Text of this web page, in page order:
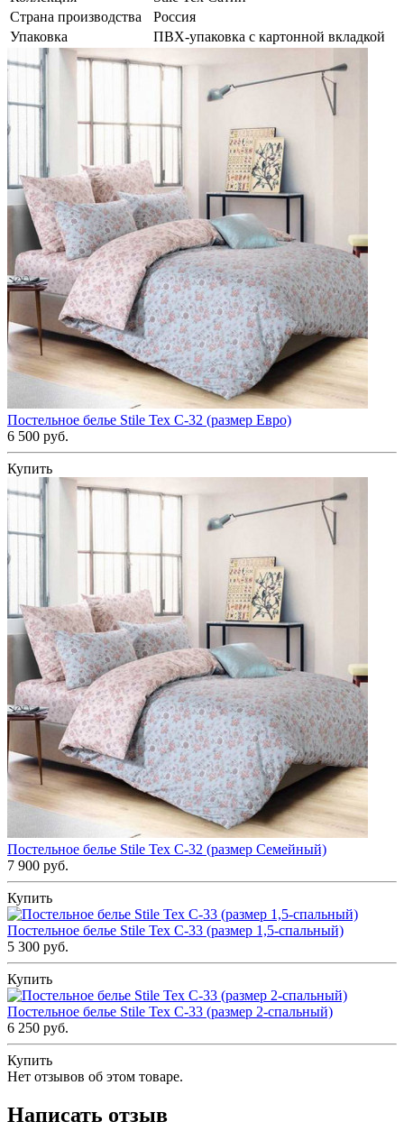
Страна производства
Россия
Упаковка
ПВХ-упаковка с картонной вкладкой
Постельное белье Stile Tex C-32 (размер Евро)
6 500 руб.
Купить
Постельное белье Stile Tex C-32 (размер Семейный)
7 900 руб.
Купить
Постельное белье Stile Tex C-33 (размер 1,5-спальный)
5 300 руб.
Купить
Постельное белье Stile Tex C-33 (размер 2-спальный)
6 250 руб.
Купить
Нет отзывов об этом товаре.
Написать отзыв